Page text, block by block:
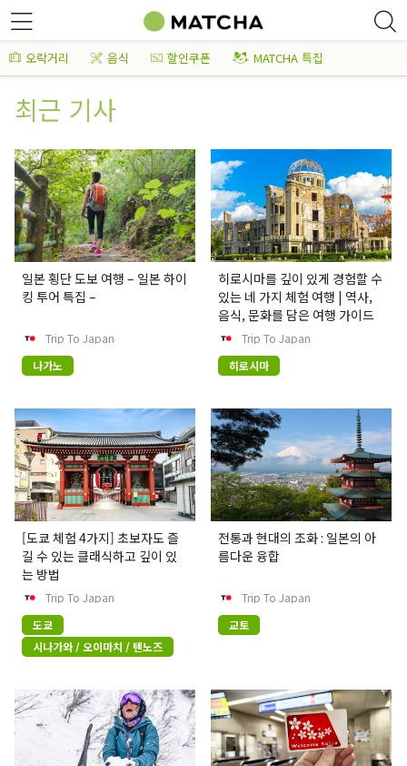
오락거리 음식 할인쿠폰 MATCHA 특집
최근 기사
일본 횡단 도보 여행 – 일본 하이
킹 투어 특집 –
Trip To Japan
나가노
히로시마를 깊이 있게 경험할 수
있는 네 가지 체험 여행 | 역사,
음식, 문화를 담은 여행 가이드
Trip To Japan
히로시마
[도쿄 체험 4가지] 초보자도 즐
길 수 있는 클래식하고 깊이 있
는 방법
Trip To Japan
도쿄
시나가와 / 오이마치 / 텐노즈
전통과 현대의 조화 : 일본의 아
름다운 융합
Trip To Japan
교토